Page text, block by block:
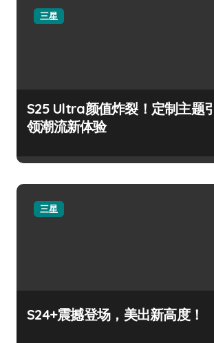
三星
S25 Ultra颜值炸裂！定制主题
领潮流新体验
三星
S24+震撼登场，美出新高度！